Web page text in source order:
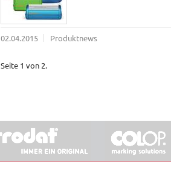
02.04.2015 Produktnews
Seite 1 von 2.